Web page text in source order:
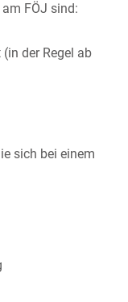
FÖJ sind:
der Regel ab
sich bei einem